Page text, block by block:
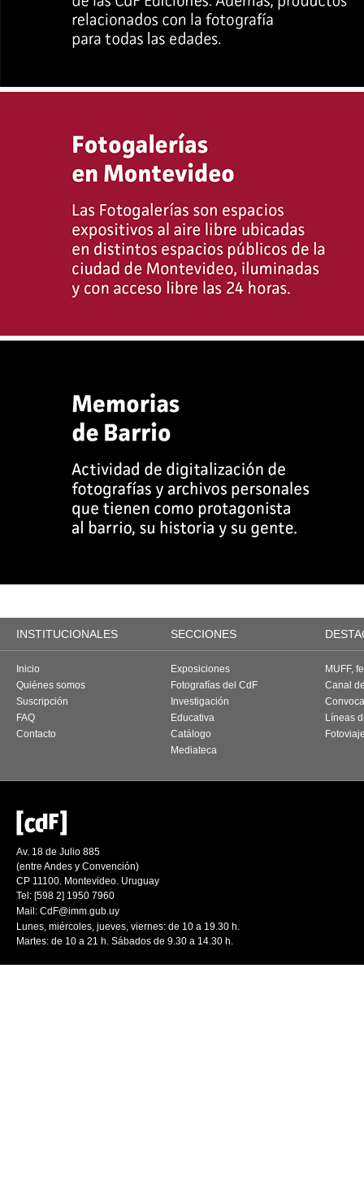
INSTITUCIONALES SECCIONES
Inicio
Quiénes somos
Suscripción
FAQ
Contacto
Exposiciones
Fotografías del CdF
Investigación
Educativa
Catálogo
Mediateca
MUFF,
Canal
Líneas
Av. 18 de Julio 885
(entre Andes y Convención)
CP 11100. Montevideo. Uruguay
Tel: [598 2] 1950 7960
Mail: CdF@imm.gub.uy
Lunes, miércoles, jueves, viernes: de 10 a 19.30 h.
Martes: de 10 a 21 h. Sábados de 9.30 a 14.30 h.